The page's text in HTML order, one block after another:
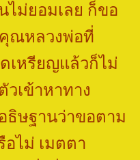
ไม่ยอมเลย ก็ขอ
คุณหลวงพ่อที่
เหรียญแล้วก็ไม่
เข้าหาทาง
ธิษฐานว่าขอตาม
ไม่ เมตตา